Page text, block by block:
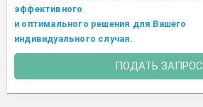
эффективного
и оптимального решения для Вашего
индивидуального случая.
ПОДАТЬ ЗАПРОС